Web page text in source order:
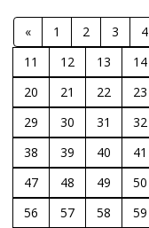
« 1 2 3 4
11
12 13 14
20
21 22 23
29
30 31 32
38
39 40 41
47
48 49 50
56
57 58 59